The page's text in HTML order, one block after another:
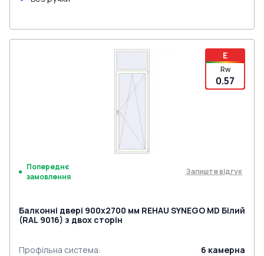
E
Rw
0.57
Попереднє
замовлення
Залиште відгук
Балконні двері 900x2700 мм REHAU SYNEGO MD Білий
(RAL 9016) з двох сторін
Профільна система: 6 камерна